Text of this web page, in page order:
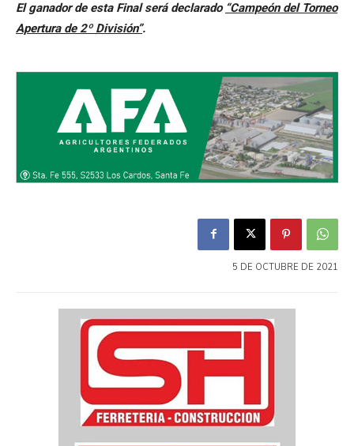
El ganador de esta Final será declarado “Campeón del Torneo
Apertura de 2º División”.
5 DE OCTUBRE DE 2021